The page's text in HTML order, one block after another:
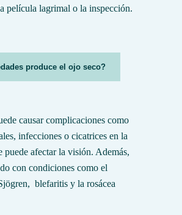
película lagrimal o la inspección.
produce el ojo seco?
causar complicaciones como
infecciones o cicatrices en la
puede afectar la visión. Además,
con condiciones como el
blefaritis y la rosácea